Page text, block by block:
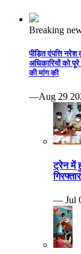
Breaking
पीड़ित दंपत्ति
अधिकारियों को
की मांग की
—Aug 29
ट्रेन में
गिरफ्तार
— Jul